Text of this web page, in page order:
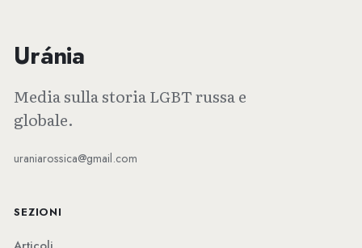
Uránia
Media sulla storia LGBT russa e
globale.
uraniarossica@gmail.com
SEZIONI